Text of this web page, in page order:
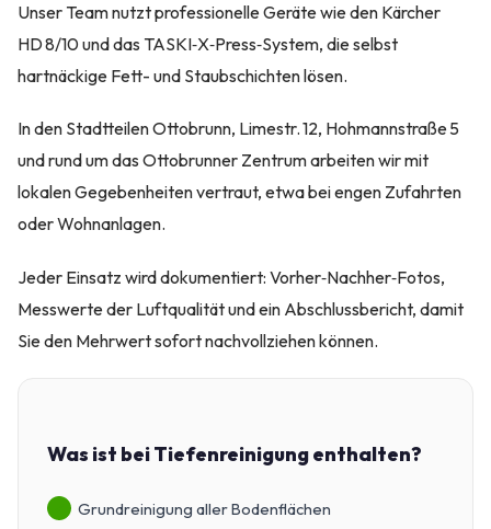
Unser Team nutzt professionelle Geräte wie den Kärcher
HD 8/10 und das TASKI‑X‑Press‑System, die selbst
hartnäckige Fett- und Staubschichten lösen.
In den Stadtteilen Ottobrunn, Limestr. 12, Hohmannstraße 5
und rund um das Ottobrunner Zentrum arbeiten wir mit
lokalen Gegebenheiten vertraut, etwa bei engen Zufahrten
oder Wohnanlagen.
Jeder Einsatz wird dokumentiert: Vorher‑Nachher‑Fotos,
Messwerte der Luftqualität und ein Abschlussbericht, damit
Sie den Mehrwert sofort nachvollziehen können.
Was ist bei Tiefenreinigung enthalten?
Grundreinigung aller Bodenflächen